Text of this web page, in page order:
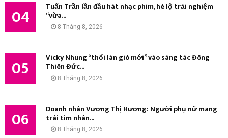
04 Tuấn Trần lần đầu hát nhạc phim, hé lộ trải nghiệm
“vừa...
8 Tháng 8, 2026
05 Vicky Nhung “thổi làn gió mới” vào sáng tác Đông
Thiên Đức...
8 Tháng 8, 2026
06 Doanh nhân Vương Thị Hương: Người phụ nữ mang
trái tim nhân...
8 Tháng 8, 2026